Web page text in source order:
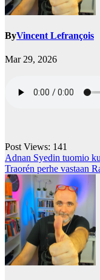
ByVincent Lefrançois
Mar 29, 2026
Post Views: 141
Post
navigation
Adnan Syedin tuomio
Traorén perhe vastaan